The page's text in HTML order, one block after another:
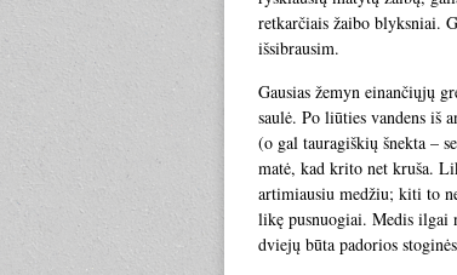
retkarčiais žaibo blyksniai.
išsibrausim.
Gausias žemyn einančiųjų
saulė. Po liūties vandens iš
(o gal tauragiškių šnekta –
matė, kad krito net kruša.
artimiausiu medžiu; kiti to
likę pusnuogiai. Medis ilgai
dviejų būta padorios